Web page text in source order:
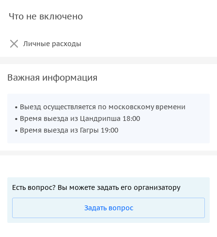
Что не включено
Личные расходы
Важная информация
• Выезд осуществляется по московскому времени
• Время выезда из Цандрипша 18:00
• Время выезда из Гагры 19:00
Есть вопрос? Вы можете задать его организатору
Задать вопрос